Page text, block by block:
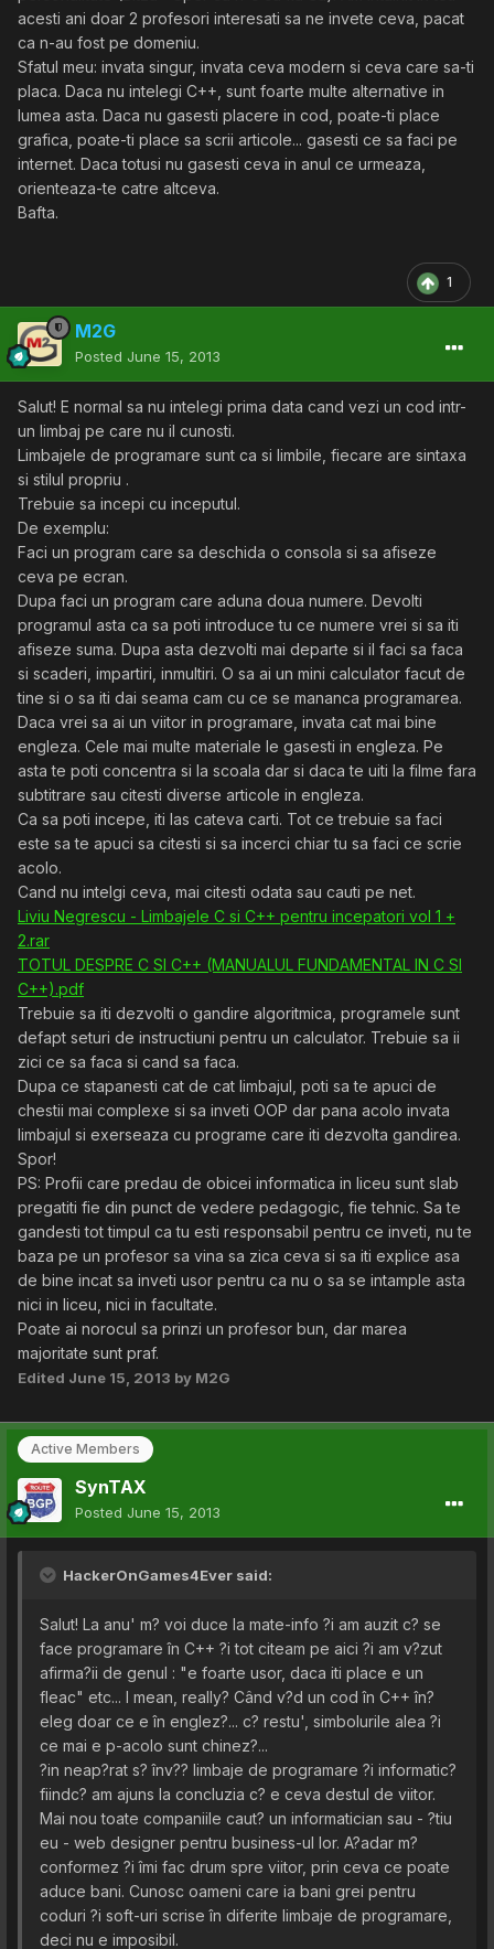
acesti ani doar 2 profesori interesati sa ne invete ceva, pacat
ca n-au fost pe domeniu.
Sfatul meu: invata singur, invata ceva modern si ceva care sa-ti
placa. Daca nu intelegi C++, sunt foarte multe alternative in
lumea asta. Daca nu gasesti placere in cod, poate-ti place
grafica, poate-ti place sa scrii articole... gasesti ce sa faci pe
internet. Daca totusi nu gasesti ceva in anul ce urmeaza,
orienteaza-te catre altceva.
Bafta.
1
M2G
Posted June 15, 2013
Salut! E normal sa nu intelegi prima data cand vezi un cod intr-
un limbaj pe care nu il cunosti.
Limbajele de programare sunt ca si limbile, fiecare are sintaxa
si stilul propriu .
Trebuie sa incepi cu inceputul.
De exemplu:
Faci un program care sa deschida o consola si sa afiseze
ceva pe ecran.
Dupa faci un program care aduna doua numere. Devolti
programul asta ca sa poti introduce tu ce numere vrei si sa iti
afiseze suma. Dupa asta dezvolti mai departe si il faci sa faca
si scaderi, impartiri, inmultiri. O sa ai un mini calculator facut de
tine si o sa iti dai seama cam cu ce se mananca programarea.
Daca vrei sa ai un viitor in programare, invata cat mai bine
engleza. Cele mai multe materiale le gasesti in engleza. Pe
asta te poti concentra si la scoala dar si daca te uiti la filme fara
subtitrare sau citesti diverse articole in engleza.
Ca sa poti incepe, iti las cateva carti. Tot ce trebuie sa faci
este sa te apuci sa citesti si sa incerci chiar tu sa faci ce scrie
acolo.
Cand nu intelgi ceva, mai citesti odata sau cauti pe net.
Liviu Negrescu - Limbajele C si C++ pentru incepatori vol 1 +
2.rar
TOTUL DESPRE C SI C++ (MANUALUL FUNDAMENTAL IN C SI
C++).pdf
Trebuie sa iti dezvolti o gandire algoritmica, programele sunt
defapt seturi de instructiuni pentru un calculator. Trebuie sa ii
zici ce sa faca si cand sa faca.
Dupa ce stapanesti cat de cat limbajul, poti sa te apuci de
chestii mai complexe si sa inveti OOP dar pana acolo invata
limbajul si exerseaza cu programe care iti dezvolta gandirea.
Spor!
PS: Profii care predau de obicei informatica in liceu sunt slab
pregatiti fie din punct de vedere pedagogic, fie tehnic. Sa te
gandesti tot timpul ca tu esti responsabil pentru ce inveti, nu te
baza pe un profesor sa vina sa zica ceva si sa iti explice asa
de bine incat sa inveti usor pentru ca nu o sa se intample asta
nici in liceu, nici in facultate.
Poate ai norocul sa prinzi un profesor bun, dar marea
majoritate sunt praf.
Edited June 15, 2013 by M2G
Active Members
SynTAX
Posted June 15, 2013
HackerOnGames4Ever said:
Salut! La anu' m? voi duce la mate-info ?i am auzit c? se
face programare în C++ ?i tot citeam pe aici ?i am v?zut
afirma?ii de genul : "e foarte usor, daca iti place e un
fleac" etc... I mean, really? Când v?d un cod în C++ în?
eleg doar ce e în englez?... c? restu', simbolurile alea ?i
ce mai e p-acolo sunt chinez?...
?in neap?rat s? înv?? limbaje de programare ?i informatic?
fiindc? am ajuns la concluzia c? e ceva destul de viitor.
Mai nou toate companiile caut? un informatician sau - ?tiu
eu - web designer pentru business-ul lor. A?adar m?
conformez ?i îmi fac drum spre viitor, prin ceva ce poate
aduce bani. Cunosc oameni care ia bani grei pentru
coduri ?i soft-uri scrise în diferite limbaje de programare,
deci nu e imposibil.